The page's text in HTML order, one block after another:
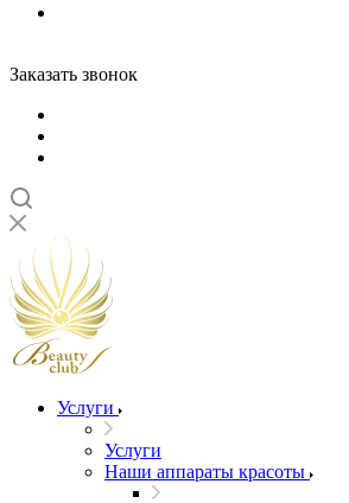
Заказать звонок
Услуги
Услуги
Наши аппараты красоты